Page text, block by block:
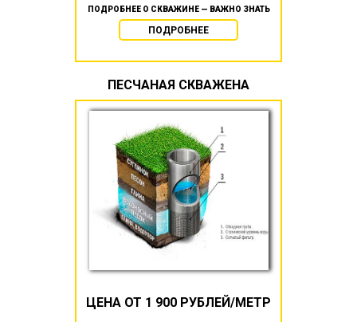
ПОДРОБНЕЕ О СКВАЖИНЕ — ВАЖНО ЗНАТЬ
ПОДРОБНЕЕ
ПЕСЧАНАЯ СКВАЖЕНА
ЦЕНА ОТ 1 900 РУБЛЕЙ/МЕТР